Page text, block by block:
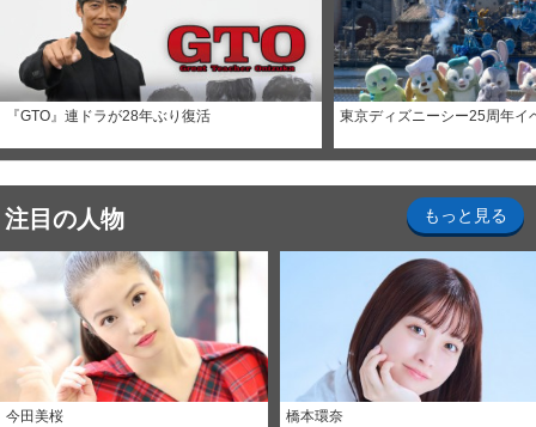
『GTO』連ドラが28年ぶり復活 東京ディズニーシー25周年イ
注目の人物 もっと見る
今田美桜 橋本環奈